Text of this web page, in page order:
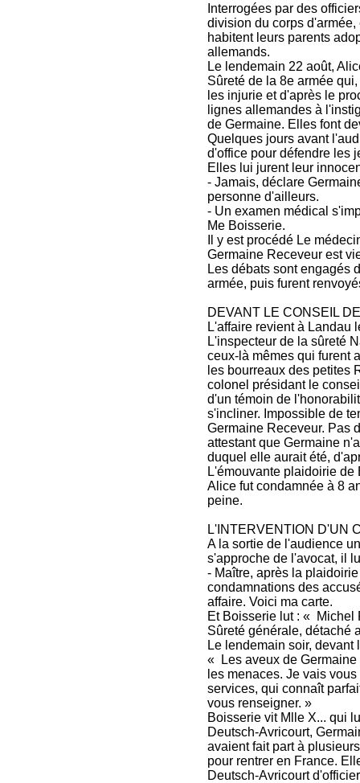
Interrogées par des
division du corps
habitent leurs parents
allemands.
Le lendemain 22 août,
Sûreté de la 8e armée
les injurie et d'après le
lignes allemandes à
de Germaine. Elles font
Quelques jours avant
d'office pour défendre les
Elles lui jurent leur
- Jamais, déclare
personne d'ailleurs.
- Un examen médical
Me Boisserie.
Il y est procédé Le
Germaine Receveur est
Les débats sont engagés
armée, puis furent
DEVANT LE CONSEIL
L'affaire revient à Landau
L'inspecteur de la sûreté
ceux-là mêmes qui furent
les bourreaux des petites
colonel présidant le
d'un témoin de
s'incliner. Impossible de
Germaine Receveur. Pas
attestant que Germaine
duquel elle aurait été,
L'émouvante plaidoirie
Alice fut condamnée à 8
peine.
L'INTERVENTION D'UN
A la sortie de l'audience
s'approche de l'avocat, il
- Maître, après la
condamnations des
affaire. Voici ma carte.
Et Boisserie lut : « Michel
Sûreté générale, détaché
Le lendemain soir,
« Les aveux de Germaine
les menaces. Je vais
services, qui connaît
vous renseigner. »
Boisserie vit Mlle X... qui
Deutsch-Avricourt,
avaient fait part à
pour rentrer en France.
Deutsch-Avricourt